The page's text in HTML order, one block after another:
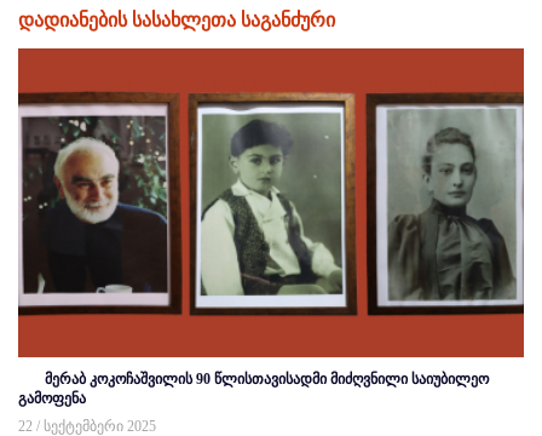
დადიანების სასახლეთა საგანძური
მერაბ კოკოჩაშვილის 90 წლისთავისადმი მიძღვნილი საიუბილეო
გამოფენა
22 / სექტემბერი 2025